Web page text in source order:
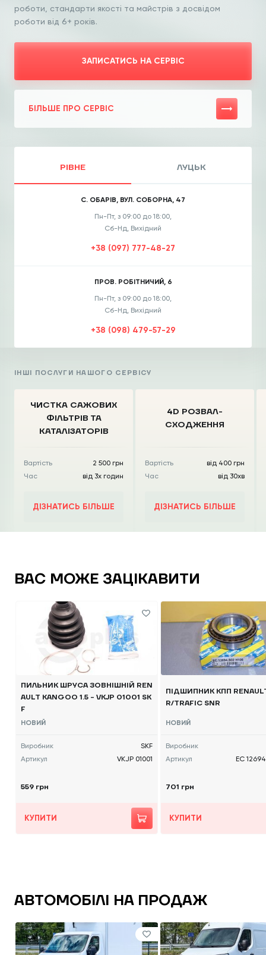
роботи, стандарти якості та майстрів з досвідом
роботи від 6+ років.
ЗАПИСАТИСЬ НА СЕРВІС
БІЛЬШЕ ПРО СЕРВІС
РІВНЕ ЛУЦЬК
С. ОБАРІВ, ВУЛ. СОБОРНА, 47
Пн-Пт, з 09:00 до 18:00,
Сб-Нд, Вихідний
+38 (097) 777-48-27
ПРОВ. РОБІТНИЧИЙ, 6
Пн-Пт, з 09:00 до 18:00,
Сб-Нд, Вихідний
+38 (098) 479-57-29
ІНШІ ПОСЛУГИ НАШОГО СЕРВІСУ
ЧИСТКА CАЖОВИХ
ФІЛЬТРІВ ТА
КАТАЛІЗАТОРІВ
Вартість
2 500 грн
Час
від 3х годин
ДІЗНАТИСЬ БІЛЬШЕ
4D РОЗВАЛ-
СХОДЖЕННЯ
Вартість
від 400 грн
Час
від 30хв
ДІЗНАТИСЬ БІЛЬШЕ
ВАС МОЖЕ ЗАЦІКАВИТИ
ПИЛЬНИК ШРУСА ЗОВНІШНІЙ REN
AULT KANGOO 1.5 - VKJP 01001 SK
F
НОВИЙ
Виробник
SKF
Артикул
VKJP 01001
559 грн
КУПИТИ
ПІДШИПНИК КПП
R/TRAFIC SNR
НОВИЙ
Виробник
Артикул
EC
701 грн
КУПИТИ
АВТОМОБІЛІ НА ПРОДАЖ